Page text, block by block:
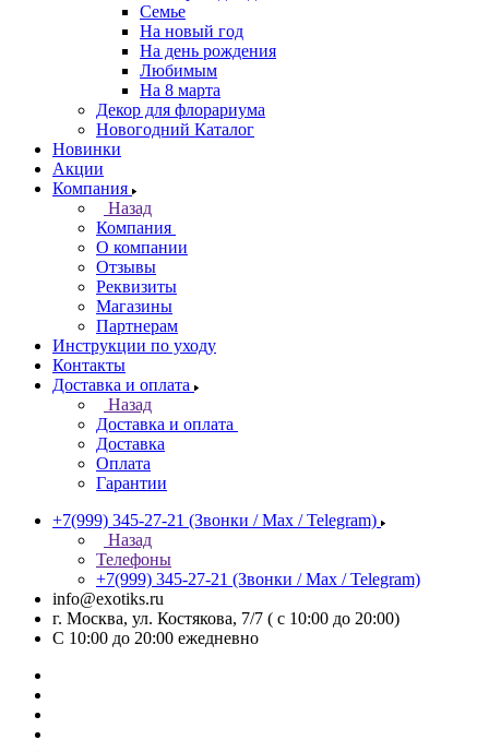
Семье
На новый год
На день рождения
Любимым
На 8 марта
Декор для флорариума
Новогодний Каталог
Новинки
Акции
Компания
Назад
Компания
О компании
Отзывы
Реквизиты
Магазины
Партнерам
Инструкции по уходу
Контакты
Доставка и оплата
Назад
Доставка и оплата
Доставка
Оплата
Гарантии
+7(999) 345-27-21 (Звонки / Max / Telegram)
Назад
Телефоны
+7(999) 345-27-21 (Звонки / Max / Telegram)
info@exotiks.ru
г. Москва, ул. Костякова, 7/7 ( с 10:00 до 20:00)
С 10:00 до 20:00 ежедневно